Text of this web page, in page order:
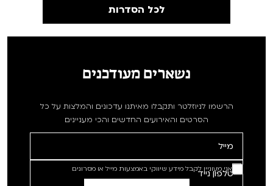
לכל הסדרות
נשארים מעודכנים
הרשמו לניוזלטר ותקבלו מאיתנו עדכונים והמלצות על כל
הסרטים והאירועים החדשים והכי מעניינים
אני מעוניין לקבל מידע שיווקי באמצעות מייל או מסרונים